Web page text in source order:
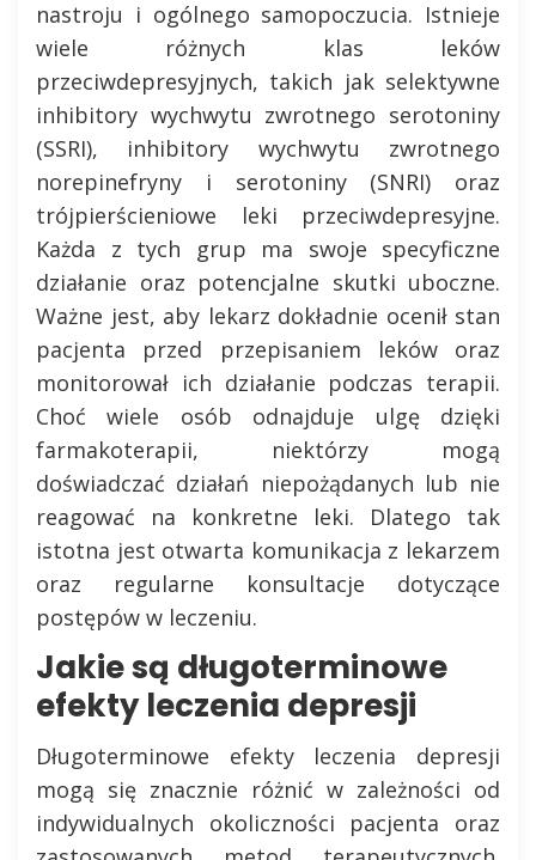
nastroju i ogólnego samopoczucia. Istnieje
wiele różnych klas leków
przeciwdepresyjnych, takich jak selektywne
inhibitory wychwytu zwrotnego serotoniny
(SSRI), inhibitory wychwytu zwrotnego
norepinefryny i serotoniny (SNRI) oraz
trójpierścieniowe leki przeciwdepresyjne.
Każda z tych grup ma swoje specyficzne
działanie oraz potencjalne skutki uboczne.
Ważne jest, aby lekarz dokładnie ocenił stan
pacjenta przed przepisaniem leków oraz
monitorował ich działanie podczas terapii.
Choć wiele osób odnajduje ulgę dzięki
farmakoterapii, niektórzy mogą
doświadczać działań niepożądanych lub nie
reagować na konkretne leki. Dlatego tak
istotna jest otwarta komunikacja z lekarzem
oraz regularne konsultacje dotyczące
postępów w leczeniu.
Jakie są długoterminowe
efekty leczenia depresji
Długoterminowe efekty leczenia depresji
mogą się znacznie różnić w zależności od
indywidualnych okoliczności pacjenta oraz